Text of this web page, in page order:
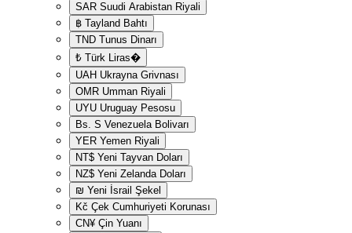
SAR Suudi Arabistan Riyali
฿ Tayland Bahtı
TND Tunus Dinarı
₺ Türk Liras�
UAH Ukrayna Grivnası
OMR Umman Riyali
UYU Uruguay Pesosu
Bs. S Venezuela Bolivarı
YER Yemen Riyali
NT$ Yeni Tayvan Doları
NZ$ Yeni Zelanda Doları
₪ Yeni İsrail Şekel
Kč Çek Cumhuriyeti Korunası
CN¥ Çin Yuanı